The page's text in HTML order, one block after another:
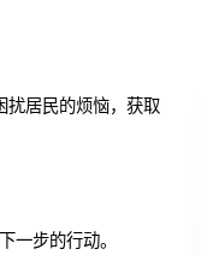
扰居民的烦恼，获取
一步的行动。